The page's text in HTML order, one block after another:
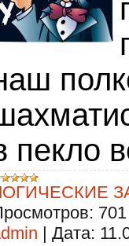
пекло
701
| Дата: